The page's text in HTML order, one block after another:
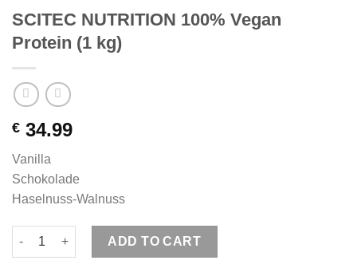
SCITEC NUTRITION 100% Vegan
Protein (1 kg)
€ 34.99
Vanilla
Schokolade
Haselnuss-Walnuss
SCITEC NUTRITION 100% Vegan Protein (1 kg) quantity
ADD TO CART